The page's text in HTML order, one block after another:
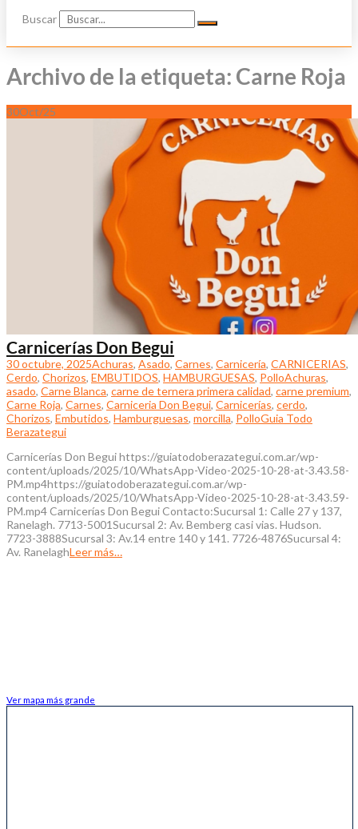
Buscar
Archivo de la etiqueta: Carne Roja
30Oct/25
Carnicerías Don Begui
30 octubre, 2025Achuras, Asado, Carnes, Carnicería, CARNICERIAS,
Cerdo, Chorizos, EMBUTIDOS, HAMBURGUESAS, PolloAchuras,
asado, Carne Blanca, carne de ternera primera calidad, carne premium,
Carne Roja, Carnes, Carniceria Don Begui, Carnicerías, cerdo,
Chorizos, Embutidos, Hamburguesas, morcilla, PolloGuia Todo
Berazategui
Carnicerías Don Begui https://guiatodoberazategui.com.ar/wp-
content/uploads/2025/10/WhatsApp-Video-2025-10-28-at-3.43.58-
PM.mp4https://guiatodoberazategui.com.ar/wp-
content/uploads/2025/10/WhatsApp-Video-2025-10-28-at-3.43.59-
PM.mp4 Carnicerías Don Begui Contacto:Sucursal 1: Calle 27 y 137,
Ranelagh. 7713-5001Sucursal 2: Av. Bemberg casi vias. Hudson.
7723-3888Sucursal 3: Av.14 entre 140 y 141. 7726-4876Sucursal 4:
Av. RanelaghLeer más…
Ver mapa más grande